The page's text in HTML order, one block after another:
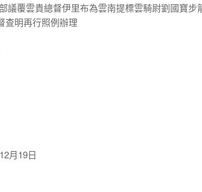
議覆雲貴總督伊里布為雲南提標雲騎尉劉國寶
查明再行照例辦理
月19日